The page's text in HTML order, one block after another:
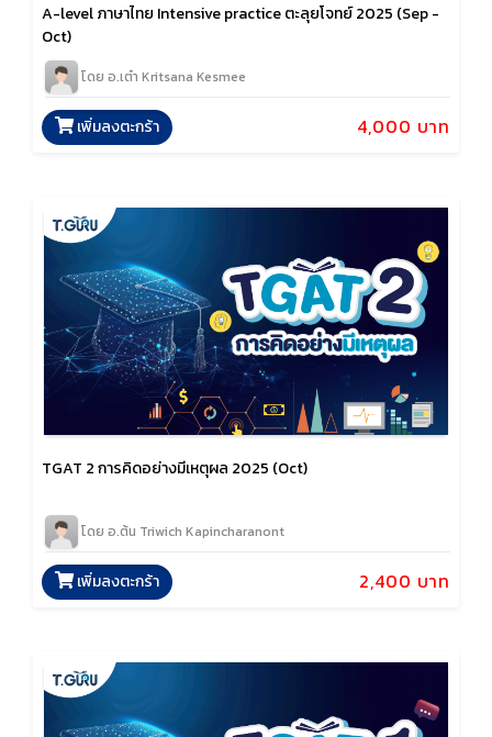
A-level ภาษาไทย Intensive practice ตะลุยโจทย์ 2025 (Sep -
Oct)
โดย อ.เต๋า Kritsana Kesmee
4,000 บาท
เพิ่มลงตะกร้า
TGAT 2 การคิดอย่างมีเหตุผล 2025 (Oct)
โดย อ.ต้น Triwich Kapincharanont
2,400 บาท
เพิ่มลงตะกร้า